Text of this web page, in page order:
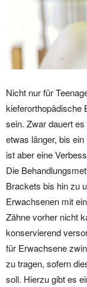
Nicht nur für
kieferorthopädische
sein. Zwar dauert
etwas länger, bis
ist aber eine
Die
Brackets bis hin zu
Erwachsenen mit
Zähne vorher nicht
konservierend
für Erwachsene
zu tragen, sofern
soll. Hierzu gibt es